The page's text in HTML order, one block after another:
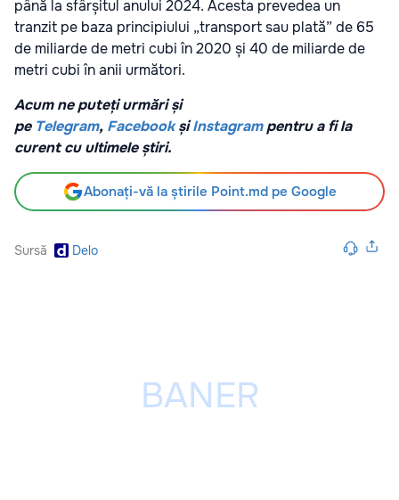
până la sfârșitul anului 2024. Acesta prevedea un
tranzit pe baza principiului „transport sau plată” de 65
de miliarde de metri cubi în 2020 și 40 de miliarde de
metri cubi în anii următori.
Acum ne puteți urmări și
pe Telegram, Facebook șiInstagrampentru a fi la
curent cu ultimele știri.
Abonați-vă la știrile Point.md pe Google
Sursă Delo